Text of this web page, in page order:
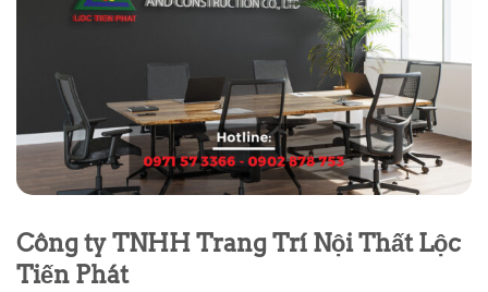
Công ty TNHH Trang Trí Nội Thất Lộc
Tiến Phát